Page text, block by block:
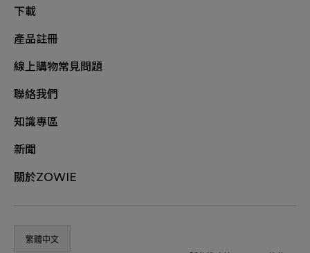
下載
產品註冊
線上購物常見問題
聯絡我們
知識專區
新聞
關於ZOWIE
繁體中文